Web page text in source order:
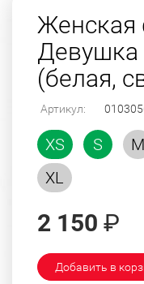
Женская
Девушка
(белая,
Артикул:
XS S M
XL
2 150 ₽
Добавить в